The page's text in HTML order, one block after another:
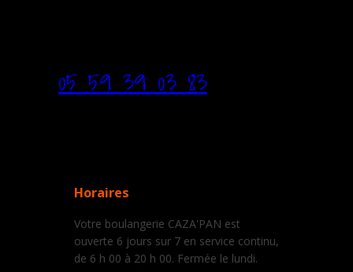
05 59 39 03 83
Horaires
Votre boulangerie CAZA'PAN est
ouverte 6 jours sur 7 en service continu,
de 6 h 00 à 20 h 00. Fermée le lundi.